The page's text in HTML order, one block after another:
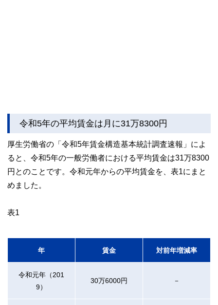
令和5年の平均賃金は月に31万8300円
厚生労働省の「令和5年賃金構造基本統計調査速報」によ
ると、令和5年の一般労働者における平均賃金は31万8300
円とのことです。令和元年からの平均賃金を、表1にまと
めました。
表1
年 賃金 対前年増減率
令和元年（201
9）
30万6000円 －